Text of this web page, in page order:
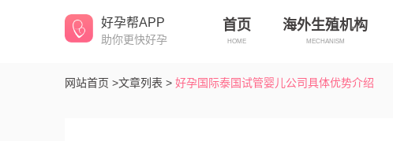
好孕帮APP
助你更快好孕
首页
HOME
海外生殖机构
MECHANISM
网站首页 >文章列表 > 好孕国际泰国试管婴儿公司具体优势介绍